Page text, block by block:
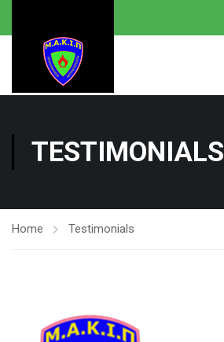
TESTIMONIALS
Home Testimonials